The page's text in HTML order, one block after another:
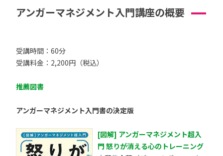
アンガーマネジメント入門講座の概要
受講時間：60分
受講料金：2,200円（税込）
推薦図書
アンガーマネジメント入門書の決定版
[図解] アンガーマネジメント超入
門 怒りが消える心のトレーニング